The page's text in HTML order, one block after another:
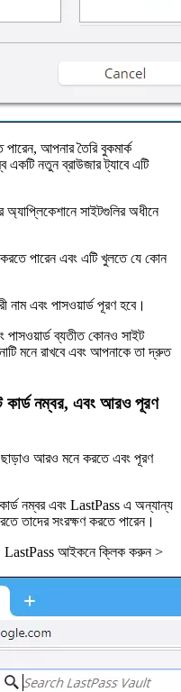
আপনার তৈরি বুকমার্ক
একটি নতুন ব্রাউজার ট্যাবে এটি
অ্যাপ্লিকেশানে সাইটগুলির অধীনে
পারেন এবং এটি খুলতে যে কোন
নাম এবং পাসওয়ার্ড পূরণ হবে।
পাসওয়ার্ড ব্যতীত কোনও সাইট
মনে রাখবে এবং আপনাকে তা দ্রুত
কার্ড নম্বর, এবং আরও পূরণ
ছাড়াও আরও মনে করতে এবং পূরণ
নম্বর এবং LastPass এ অন্যান্য
তাদের সংরক্ষণ করতে পারেন।
LastPass আইকনে ক্লিক করুন >